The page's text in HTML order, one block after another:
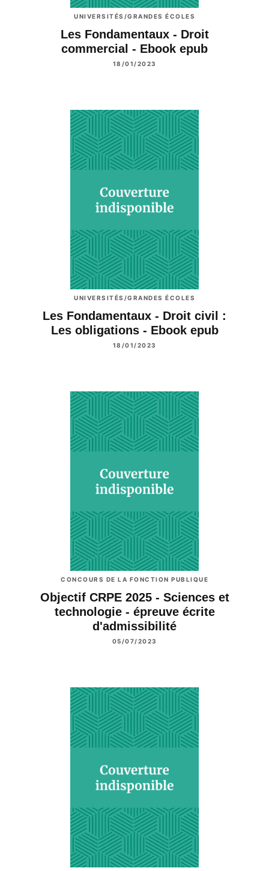
UNIVERSITÉS/GRANDES ÉCOLES
Les Fondamentaux - Droit
commercial - Ebook epub
18/01/2023
UNIVERSITÉS/GRANDES ÉCOLES
Les Fondamentaux - Droit civil :
Les obligations - Ebook epub
18/01/2023
CONCOURS DE LA FONCTION PUBLIQUE
Objectif CRPE 2025 - Sciences et
technologie - épreuve écrite
d'admissibilité
05/07/2023